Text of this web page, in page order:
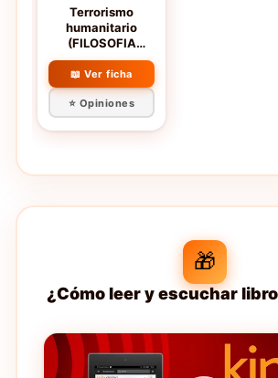
Terrorismo
humanitario
(FILOSOFIA
POLITICA)
📖 Ver ficha
⭐ Opiniones
🎁
¿Cómo leer y escuchar